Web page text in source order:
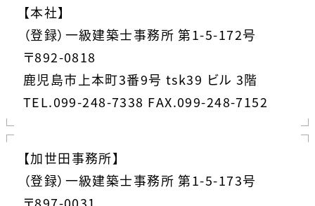
【本社】
（登録）一級建築士事務所 第1-5-172号
〒892-0818
鹿児島市上本町3番9号 tsk39 ビル 3階
TEL.099-248-7338 FAX.099-248-7152
【加世田事務所】
（登録）一級建築士事務所 第1-5-173号